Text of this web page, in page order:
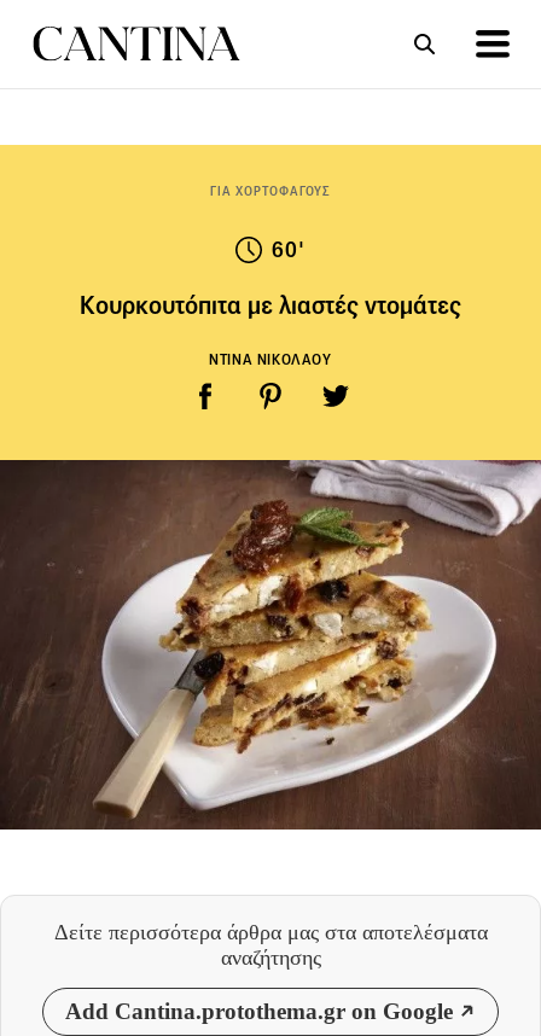
ΓΙΑ ΧΟΡΤΟΦΑΓΟΥΣ
60'
Κουρκουτόπιτα με λιαστές ντομάτες
ΝΤΙΝΑ ΝΙΚΟΛΑΟΥ
Δείτε περισσότερα άρθρα μας στα αποτελέσματα
αναζήτησης
Add Cantina.protothema.gr on Google